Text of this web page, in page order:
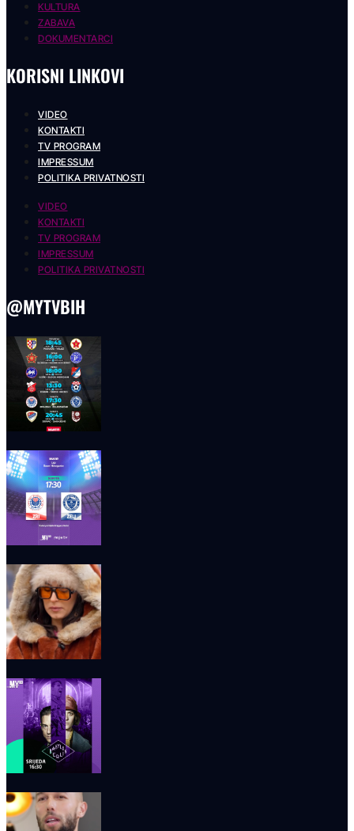
KULTURA
ZABAVA
DOKUMENTARCI
KORISNI LINKOVI
VIDEO
KONTAKTI
TV PROGRAM
IMPRESSUM
POLITIKA PRIVATNOSTI
VIDEO
KONTAKTI
TV PROGRAM
IMPRESSUM
POLITIKA PRIVATNOSTI
@MYTVBIH